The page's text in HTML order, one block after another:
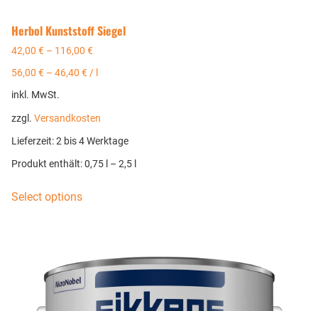
Herbol Kunststoff Siegel
42,00 € – 116,00 €
56,00 € – 46,40 €/
inkl. MwSt.
zzgl. Versandkosten
Lieferzeit:2 bis 4 Werktage
Produkt enthält: 0,75 – 2,5
Select options